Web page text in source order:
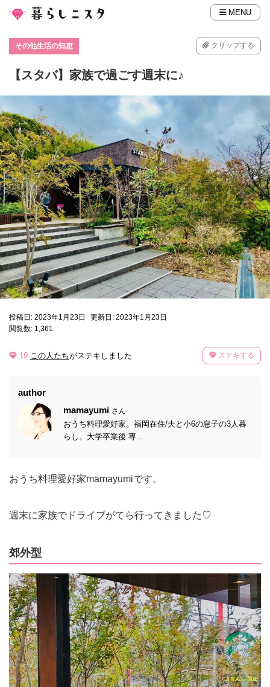
MENU
その他生活の知恵 クリップする
【スタバ】家族で過ごす週末に♪
投稿日: 2023年1月23日
更新日: 2023年1月23日
閲覧数: 1,361
19 この人たちがステキしました ステキする
author
mamayumi さん
おうち料理愛好家。福岡在住/夫と小6の息子の3人暮
らし。大学卒業後 専...
おうち料理愛好家mamayumiです。
週末に家族でドライブがてら行ってきました♡
郊外型